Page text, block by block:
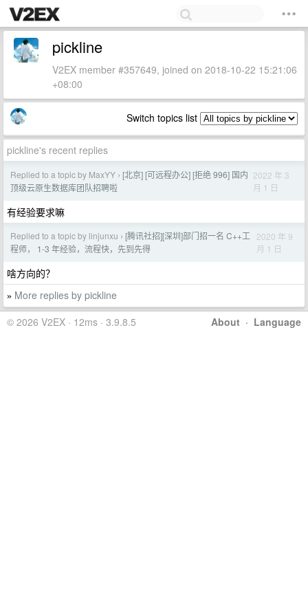
pickline
V2EX member #357649, joined on 2018-10-22 15:21:06
+08:00
Switch topics list
pickline's recent replies
Replied to a topic by MaxYY › [北京] [可远程办公] [拒绝 996] 国内
顶级云原生数据库团队招聘啦
2022 年 3
月 1 日
有经验要求嘛
Replied to a topic by linjunxu › [腾讯社招][深圳]部门招一名 C++工
程师， 1-3 年经验，流程快，先到先得
2020 年 9
月 1 日
啥方向的？
» More replies by pickline
About · Language
© 2026 V2EX · 12ms · 3.9.8.5